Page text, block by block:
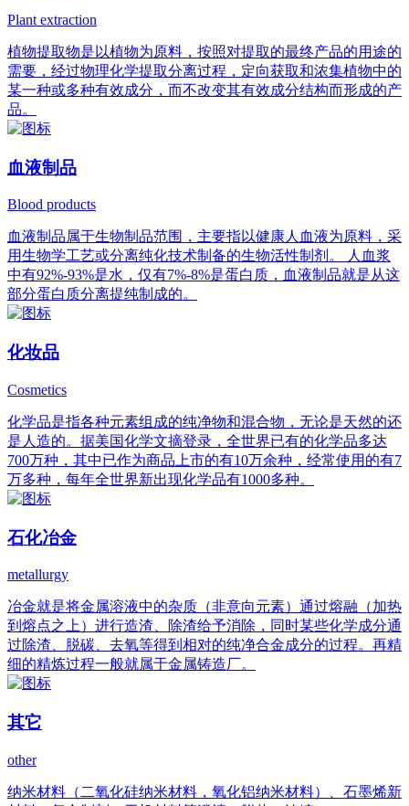
Plant extraction
植物提取物是以植物为原料，按照对提取的最终产品的用途的
需要，经过物理化学提取分离过程，定向获取和浓集植物中的
某一种或多种有效成分，而不改变其有效成分结构而形成的产
品。
血液制品
Blood products
血液制品属于生物制品范围，主要指以健康人血液为原料，采
用生物学工艺或分离纯化技术制备的生物活性制剂。 人血浆
中有92%-93%是水，仅有7%-8%是蛋白质，血液制品就是从这
部分蛋白质分离提纯制成的。
化妆品
Cosmetics
化学品是指各种元素组成的纯净物和混合物，无论是天然的还
是人造的。据美国化学文摘登录，全世界已有的化学品多达
700万种，其中已作为商品上市的有10万余种，经常使用的有7
万多种，每年全世界新出现化学品有1000多种。
石化冶金
metallurgy
冶金就是将金属溶液中的杂质（非意向元素）通过熔融（加热
到熔点之上）进行造渣、除渣给予消除，同时某些化学成分通
过除渣、脱碳、去氧等得到相对的纯净合金成分的过程。再精
细的精炼过程一般就属于金属铸造厂。
其它
other
纳米材料（二氧化硅纳米材料，氧化铝纳米材料）、石墨烯新